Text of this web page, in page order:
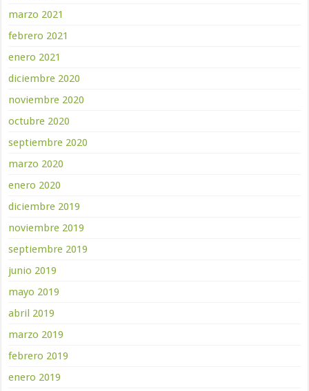
marzo 2021
febrero 2021
enero 2021
diciembre 2020
noviembre 2020
octubre 2020
septiembre 2020
marzo 2020
enero 2020
diciembre 2019
noviembre 2019
septiembre 2019
junio 2019
mayo 2019
abril 2019
marzo 2019
febrero 2019
enero 2019